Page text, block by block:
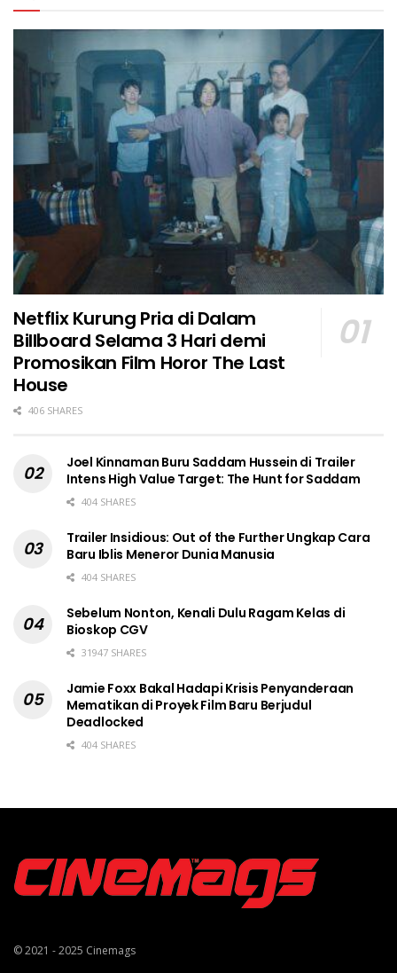
Netflix Kurung Pria di Dalam
Billboard Selama 3 Hari demi
Promosikan Film Horor The Last
House
406 SHARES
Joel Kinnaman Buru Saddam Hussein di Trailer
Intens High Value Target: The Hunt for Saddam
404 SHARES
Trailer Insidious: Out of the Further Ungkap Cara
Baru Iblis Meneror Dunia Manusia
404 SHARES
Sebelum Nonton, Kenali Dulu Ragam Kelas di
Bioskop CGV
31947 SHARES
Jamie Foxx Bakal Hadapi Krisis Penyanderaan
Mematikan di Proyek Film Baru Berjudul
Deadlocked
404 SHARES
© 2021 - 2025 Cinemags